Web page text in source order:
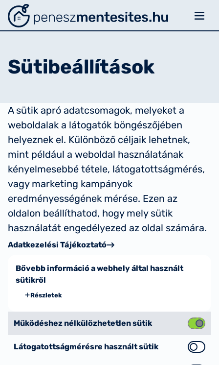
Penészmentesítés Menü
Felmérés
Történetek
Esettanulmányok
Kapcsolat
Média
Sütibeállítások
A sütik apró adatcsomagok, melyeket a
weboldalak a látogatók böngészőjében
helyeznek el. Különböző céljaik lehetnek,
mint például a weboldal használatának
kényelmesebbé tétele, látogatottságmérés,
vagy marketing kampányok
eredményességének mérése. Ezen az
oldalon beállíthatod, hogy mely sütik
használatát engedélyezed az oldal számára.
Adatkezelési Tájékoztató
Bővebb információ a webhely által használt
sütikről
Részletek
Működéshez nélkülözhetetlen sütik
Látogatottságmérésre használt sütik